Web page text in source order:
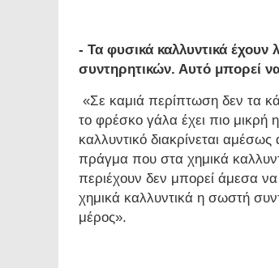
- Τα φυσικά καλλυντικά
συντηρητικών. Αυτό μπορεί
«Σε καμιά περίπτωση δεν τα
το φρέσκο γάλα έχει πιο
καλλυντικό διακρίνεται
πράγμα που στα χημικά
περιέχουν δεν μπορεί άμεσα να
χημικά καλλυντικά η σωστή
μέρος».